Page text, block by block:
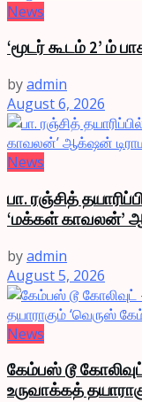
News
‘மூடர் கூடம் 2’ ம்
byadmin
August 6, 2026
News
பா. ரஞ்சித்
‘மக்கள் காவலன்’
byadmin
August 5, 2026
News
கேம்பஸ் டூ
உருவாக்கத்